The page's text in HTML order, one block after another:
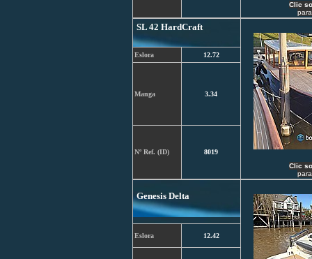
Clic
para
SL 42 HardCraft
Clic
para
Eslora 12.72
Manga 3.34
Nº Ref. (ID) 8019
Genesis Delta
Eslora 12.42